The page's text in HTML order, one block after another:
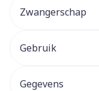
Zwangerschap
Gebruik
Gegevens